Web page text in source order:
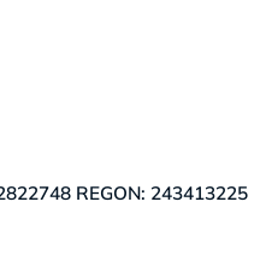
REGON: 243413225